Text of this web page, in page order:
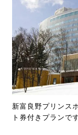
新富良野プリンス
ト券付きプランで